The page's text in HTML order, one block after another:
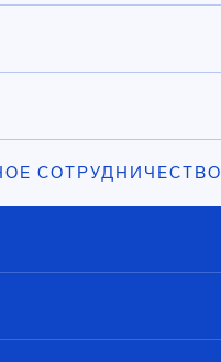
СОТРУДНИЧЕСТВО